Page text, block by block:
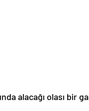
alacağı olası